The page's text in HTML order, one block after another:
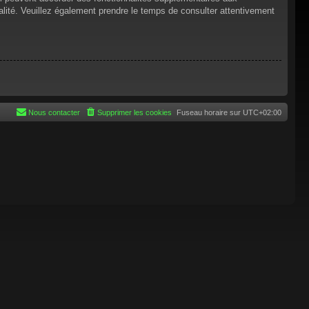
Veuillez également prendre le temps de consulter attentivement
Fuseau horaire sur UTC+02:00
Supprimer les cookies
Nous contacter